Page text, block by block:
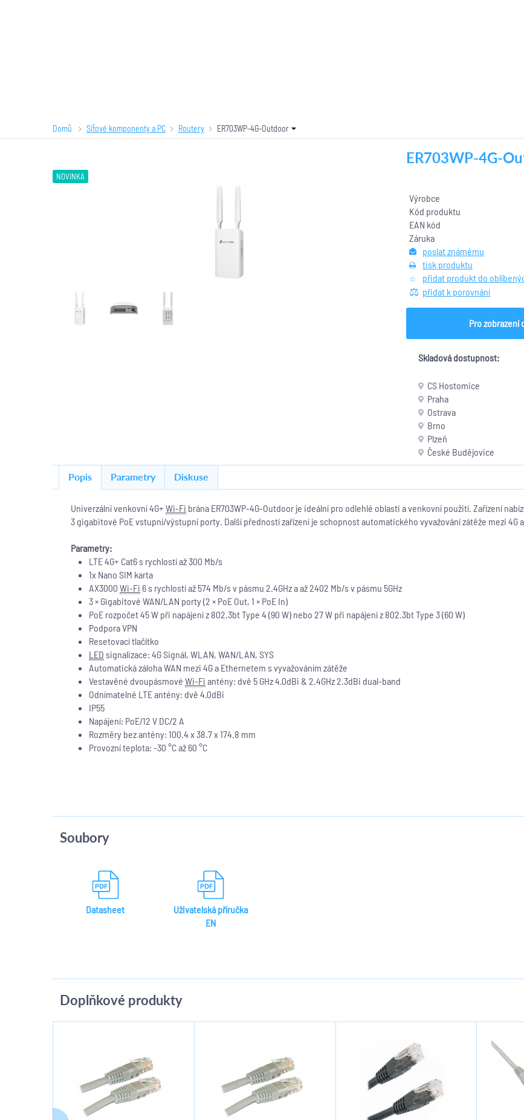
Domů Síťové komponenty a PC Routery ER703WP-4G-Outdoor
NOVINKA
ER703WP-4G-
Výrobce
Kód produktu
EAN kód
Záruka
poslat známému
tisk produktu
přidat produkt do
přidat k porovnání
Pro zobrazení
Skladová dostupnost:
CS Hostomice
Praha
Ostrava
Brno
Plzeň
České Budějovice
Popis Parametry Diskuse
Univerzální venkovní 4G+ Wi-Fi brána ER703WP-4G-Outdoor je ideální pro odlehlé oblasti a venkovní použití. Zařízení
3 gigabitové PoE vstupní/výstupní porty. Další předností zařízení je schopnost automatického vyvažování zátěže mezi 4G
Parametry:
LTE 4G+ Cat6 s rychlostí až 300 Mb/s
1x Nano SIM karta
AX3000 Wi-Fi 6 s rychlostí až 574 Mb/s v pásmu 2.4GHz a až 2402 Mb/s v pásmu 5GHz
3 × Gigabitové WAN/LAN porty (2 × PoE Out, 1 × PoE In)
PoE rozpočet 45 W při napájení z 802.3bt Type 4 (90 W) nebo 27 W při napájení z 802.3bt Type 3 (60 W)
Podpora VPN
Resetovací tlačítko
LED signalizace: 4G Signál, WLAN, WAN/LAN, SYS
Automatická záloha WAN mezi 4G a Ethernetem s vyvažováním zátěže
Vestavěné dvoupásmové Wi-Fi antény: dvě 5 GHz 4.0dBi & 2.4GHz 2.3dBi dual-band
Odnímatelné LTE antény: dvě 4.0dBi
IP55
Napájení: PoE/12 V DC/2 A
Rozměry bez antény: 100.4 x 38.7 x 174.8 mm
Provozní teplota: -30 °C až 60 °C
Soubory
Datasheet
Uživatelská příručka
EN
Doplňkové produkty